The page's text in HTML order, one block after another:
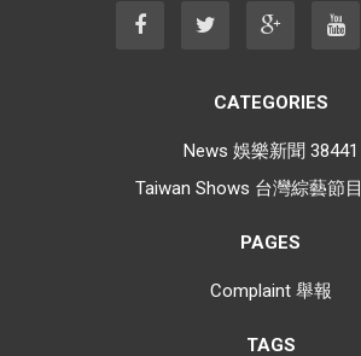
CATEGORIES
News 娛樂新聞 38441
Taiwan Shows 台灣綜藝節目
PAGES
Complaint 舉報
TAGS